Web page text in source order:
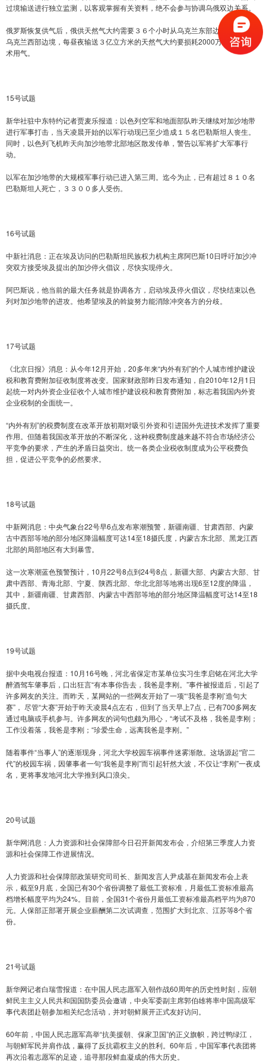
过境输送进行独立监测，以客观掌握有关资料，绝不会参与协调乌俄双边关系。
俄罗斯恢复供气后，俄供天然气大约需要３６个小时从乌克兰东部边境被输送到
乌克兰西部边境，每昼夜输送３亿立方米的天然气大约要损耗2000万立方米的技
术用气。
15号试题
新华社驻中东特约记者贾麦乐报道：以色列空军和地面部队昨天继续对加沙地带
进行军事打击，当天凌晨开始的以军行动现已至少造成１５名巴勒斯坦人丧生。
同时，以色列飞机昨天向加沙地带北部地区散发传单，警告以军将扩大军事行
动。
以军在加沙地带的大规模军事行动已进入第三周。迄今为止，已有超过８１０名
巴勒斯坦人死亡，３３００多人受伤。
16号试题
中新社消息：正在埃及访问的巴勒斯坦民族权力机构主席阿巴斯10日呼吁加沙冲
突双方接受埃及提出的加沙停火倡议，尽快实现停火。
阿巴斯说，他当前的最大任务就是协调各方，启动埃及停火倡议，尽快结束以色
列对加沙地带的进攻。他希望埃及的斡旋努力能消除冲突各方的分歧。
17号试题
《北京日报》消息：从今年12月开始，20多年来“内外有别”的个人城市维护建设
税和教育费附加征收制度将改变。国家财政部昨日发布通知，自2010年12月1日
起统一对内外资企业征收个人城市维护建设税和教育费附加，标志着我国内外资
企业税制的全面统一。
“内外有别”的税费制度在改革开放初期对吸引外资和引进国外先进技术发挥了重要
作用。但随着我国改革开放的不断深化，这种税费制度越来越不符合市场经济公
平竞争的要求，产生的矛盾日益突出。统一各类企业税收制度成为公平税费负
担，促进公平竞争的必然要求。
18号试题
中新网消息：中央气象台22号早6点发布寒潮预警，新疆南疆、甘肃西部、内蒙
古中西部等地的部分地区降温幅度可达14至18摄氏度，内蒙古东北部、黑龙江西
北部的局部地区有大到暴雪。
这一次寒潮蓝色预警预计，10月22号8点到24号8点，新疆大部、内蒙古大部、甘
肃中西部、青海北部、宁夏、陕西北部、华北北部等地将出现6至12度的降温，
其中，新疆南疆、甘肃西部、内蒙古中西部等地的部分地区降温幅度可达14至18
摄氏度。
19号试题
据中央电视台报道：10月16号晚，河北省保定市某单位实习生李启铭在河北大学
醉酒驾车肇事后，口出狂言“有本事你告去，我爸是李刚。”事件被报道后，引起了
许多网友的关注。而昨天，某网站的一些网友开始了一项“‘我爸是李刚’造句大
赛”， 尽管“大赛”开始于昨天凌晨4点左右，但到了当天早上7点，已有700多网友
通过电脑或手机参与。许多网友的词句也颇为用心，“考试不及格，我爸是李刚；
工作没着落，我爸是李刚；“珍爱生命，远离我爸是李刚。”
随着事件“当事人”的逐渐现身，河北大学校园车祸事件迷雾渐散。这场源起“官二
代”的校园车祸，因肇事者一句“我爸是李刚”而引起轩然大波，不仅让“李刚”一夜成
名，更将事发地河北大学推到风口浪尖。
20号试题
新华网消息：人力资源和社会保障部今日召开新闻发布会，介绍第三季度人力资
源和社会保障工作进展情况。
人力资源和社会保障部政策研究司司长、新闻发言人尹成基在新闻发布会上表
示，截至9月底，全国已有30个省份调整了最低工资标准，月最低工资标准最高
档增长幅度平均为24%。目前，全国31个省份月最低工资标准最高档平均为870
元。人保部正部署开展企业薪酬第二次试调查，范围扩大到北京、江苏等8个省
份。
21号试题
新华网记者白瑞雪报道：在中国人民志愿军入朝作战60周年的历史性时刻，应朝
鲜民主主义人民共和国国防委员会邀请，中央军委副主席郭伯雄将率中国高级军
事代表团赴朝参加相关纪念活动，并对朝鲜展开正式友好访问。
60年前，中国人民志愿军高举“抗美援朝、保家卫国”的正义旗帜，跨过鸭绿江，
与朝鲜军民并肩作战，赢得了反抗霸权主义的胜利。60年后，中国军事代表团将
再次沿着志愿军的足迹，追寻那段鲜血凝成的伟大历史。